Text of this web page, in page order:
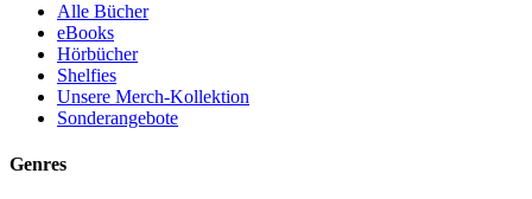
Alle Bücher
eBooks
Hörbücher
Shelfies
Unsere Merch-Kollektion
Sonderangebote
Genres